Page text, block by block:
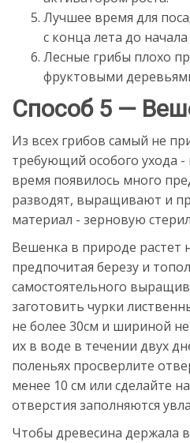
Лучшее время для
с конца лета до начала
Лесные грибы плохо
фруктовыми
Способ 5 —
Из всех грибов самый не
требующий особого ухода
время появилось много
разводят, выращивают и
материал - зерновую
Вешенка в природе растет
предпочитая березу и
самостоятельного
заготовить чурки
не более 30см и шириной
их в воде в течении двух
поленьях просверлите
менее 10 см или сделайте
отверстия заполняются
Чтобы древесина держала